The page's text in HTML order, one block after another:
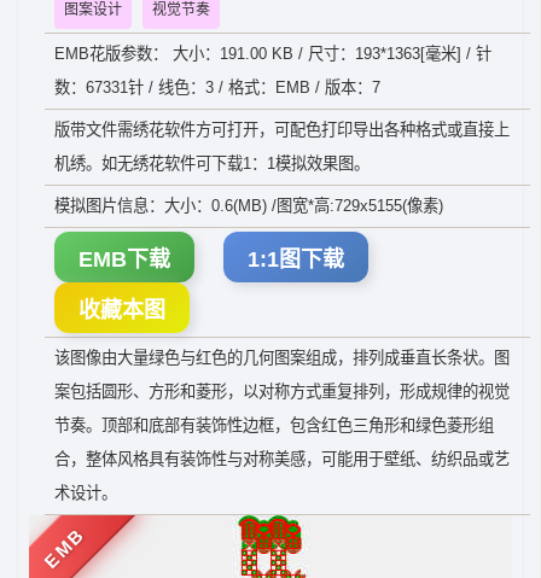
图案设计 视觉节奏
EMB花版参数： 大小：191.00 KB / 尺寸：193*1363[毫米] / 针
数：67331针 / 线色：3 / 格式：EMB / 版本：7
版带文件需绣花软件方可打开，可配色打印导出各种格式或直接上
机绣。如无绣花软件可下载1：1模拟效果图。
模拟图片信息：大小：0.6(MB) /图宽*高:729x5155(像素)
EMB下载 1:1图下载
收藏本图
该图像由大量绿色与红色的几何图案组成，排列成垂直长条状。图
案包括圆形、方形和菱形，以对称方式重复排列，形成规律的视觉
节奏。顶部和底部有装饰性边框，包含红色三角形和绿色菱形组
合，整体风格具有装饰性与对称美感，可能用于壁纸、纺织品或艺
术设计。
EMB